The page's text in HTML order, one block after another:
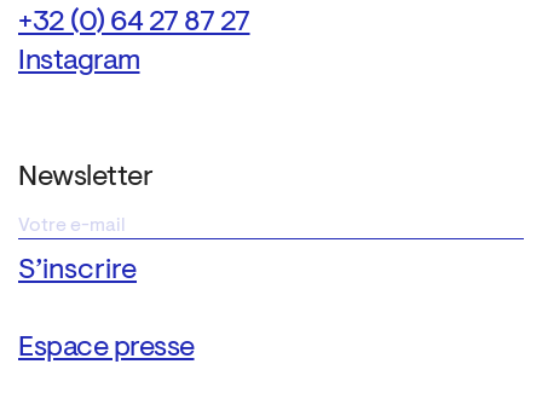
+32 (0) 64 27 87 27
Instagram
Newsletter
Espace presse